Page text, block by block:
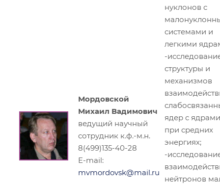
Мордовской
Михаил Вадимович
ведущий научный
сотрудник к.ф.-м.н.
8(499)135-40-28
E-mail:
mvmordovsk@mail.ru
нуклонов с
системами и
легкими
-
структуры и
механизмов
ядер с ядрами
при средних
энергиях;
-
нейтронов